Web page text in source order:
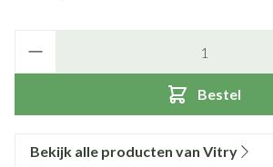
Bestel
Bekijk alle producten van Vitry